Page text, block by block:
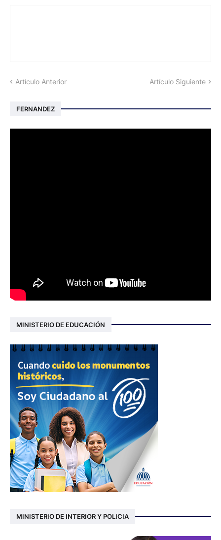
Artículo Anterior Artículo Siguiente
FERNANDEZ
MINISTERIO DE EDUCACIÓN
MINISTERIO DE INTERIOR Y POLICIA